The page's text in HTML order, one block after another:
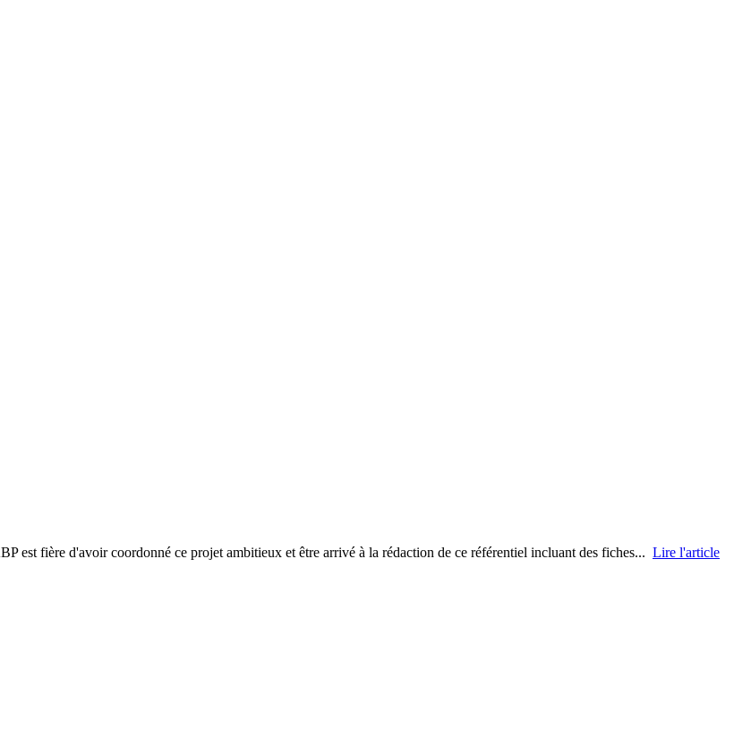
est fière d'avoir coordonné ce projet ambitieux et être arrivé à la rédaction de ce référentiel incluant des fiches... Lire l'article